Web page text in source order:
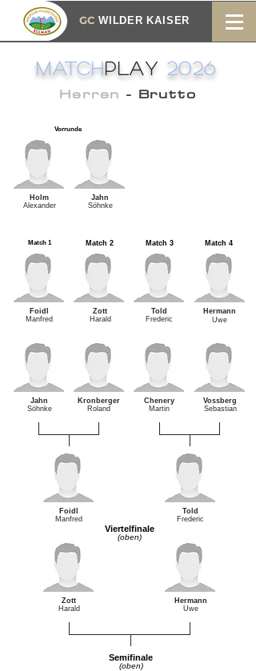
WILDER KAISER
GC
MATCHPLAY 2026
Herren - Brutto
Vorrunde
Holm
Alexander
Jahn
Söhnke
Match 1 Match 2 Match 3 Match 4
Foidl
Manfred
Jahn
Söhnke
Zott
Harald
Kronberger
Roland
Told
Frederic
Chenery
Martin
Hermann
Uwe
Vossberg
Sebastian
Foidl
Manfred
Zott
Harald
Viertelfinale
(oben)
Told
Frederic
Hermann
Uwe
Semifinale
(oben)